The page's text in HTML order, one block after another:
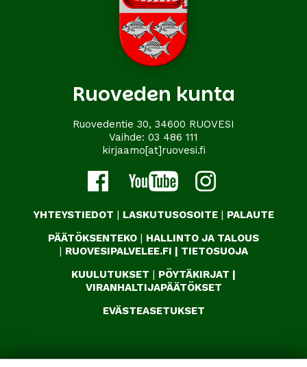
Ruoveden kunta
Ruovedentie 30, 34600 RUOVESI
Vaihde: 03 486 111
kirjaamo[at]ruovesi.fi
YHTEYSTIEDOT | LASKUTUSOSOITE | PALAUTE
PÄÄTÖKSENTEKO | HALLINTO JA TALOUS
| RUOVESIPALVELEE.FI | TIETOSUOJA
KUULUTUKSET | PÖYTÄKIRJAT |
VIRANHALTIJAPÄÄTÖKSET
EVÄSTEASETUKSET